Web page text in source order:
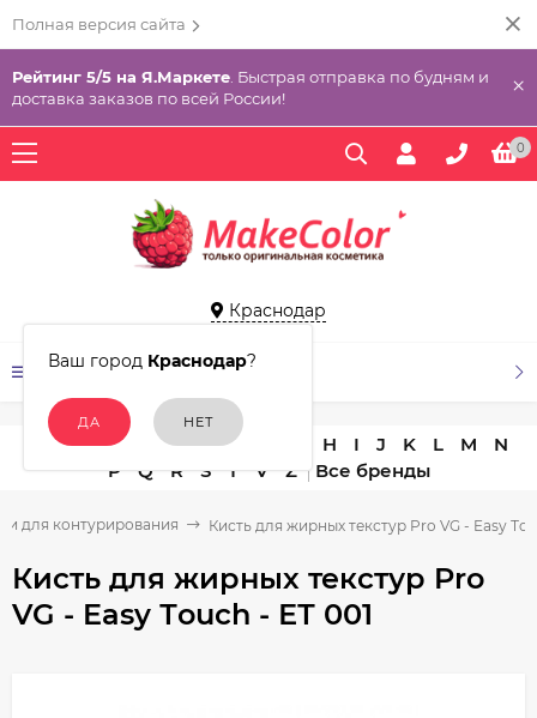
Полная версия сайта
Рейтинг 5/5 на Я.Маркете . Быстрая отправка по будням и
доставка заказов по всей России!
×
0
Краснодар
Ваш город Краснодар?
КАТАЛОГ ТОВАРОВ
A C D E H I J K L M
N
P
Q R S T V Z
для контурирования Кисть для жирных текстур Pro VG - Easy
Кисть для жирных текстур Pro
VG - Easy Тouch - ЕТ 001